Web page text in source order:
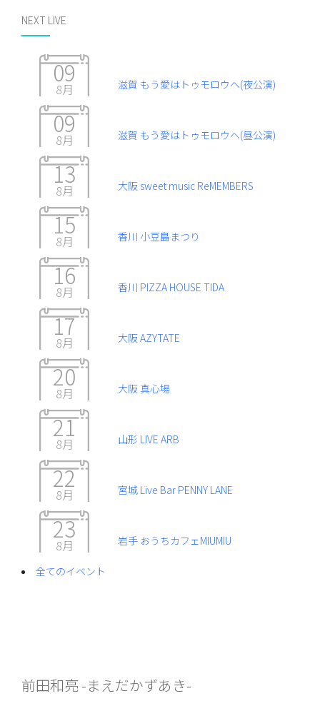
NEXT LIVE
09
8月 滋賀 もう愛はトゥモロウヘ(夜公演)
09
8月 滋賀 もう愛はトゥモロウヘ(昼公演)
13
8月 大阪 sweet music ReMEMBERS
15
8月 香川 小豆島まつり
16
8月 香川 PIZZA HOUSE TIDA
17
8月 大阪 AZYTATE
20
8月 大阪 真心場
21
8月 山形 LIVE ARB
22
8月 宮城 Live Bar PENNY LANE
23
8月 岩手 おうちカフェMIUMIU
全てのイベント
前田和亮 -まえだかずあき-